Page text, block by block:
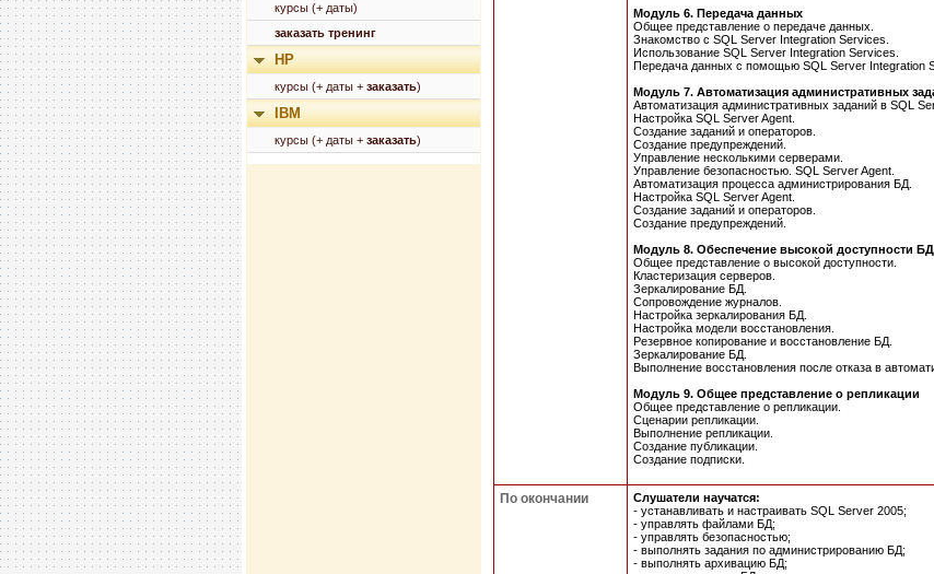
курсы (+ даты)
заказать тренинг
HP
курсы (+ даты + заказать)
IBM
курсы (+ даты + заказать)
Модуль 6. Передача данных
Общее представление о передаче данных.
Знакомство с SQL Server Integration Services.
Использование SQL Server Integration Services.
Передача данных с помощью SQL Server Integration
Модуль 7. Автоматизация административных
Автоматизация административных заданий в SQL
Настройка SQL Server Agent.
Создание заданий и операторов.
Создание предупреждений.
Управление несколькими серверами.
Управление безопасностью. SQL Server Agent.
Автоматизация процесса администрирования БД.
Настройка SQL Server Agent.
Создание заданий и операторов.
Создание предупреждений.
Модуль 8. Обеспечение высокой доступности БД
Общее представление о высокой доступности.
Кластеризация серверов.
Зеркалирование БД.
Сопровождение журналов.
Настройка зеркалирования БД.
Настройка модели восстановления.
Резервное копирование и восстановление БД.
Зеркалирование БД.
Выполнение восстановления после отказа в
Модуль 9. Общее представление о репликации
Общее представление о репликации.
Сценарии репликации.
Выполнение репликации.
Создание публикации.
Создание подписки.
По окончании
Слушатели научатся:
- устанавливать и настраивать SQL Server 2005;
- управлять файлами БД;
- управлять безопасностью;
- выполнять задания по администрированию БД;
- выполнять архивацию БД;